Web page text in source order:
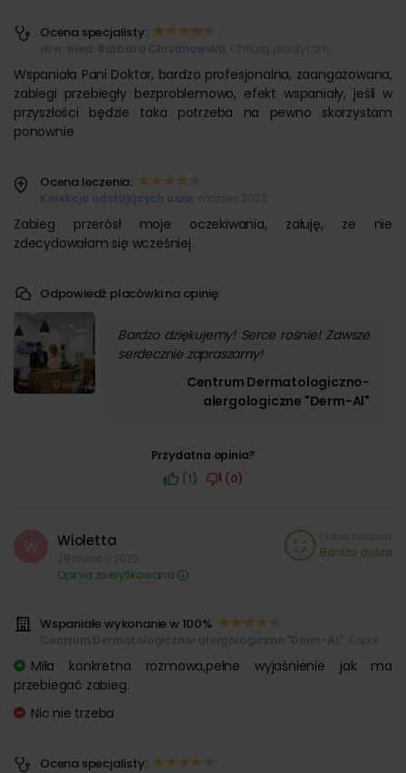
Ocena specjalisty:
Wspaniała Pani Doktor, bardzo profesjonalna, zaangażowana,
zabiegi przebiegły bezproblemowo, efekt wspaniały, jeśli w
przyszłości będzie taka potrzeba na pewno skorzystam
ponownie
Ocena leczenia:
Zabieg przerósł moje oczekiwania, żałuję, ze nie
zdecydowałam się wcześniej
Odpowiedź placówki na opinię:
Bardzo dziękujemy! Serce rośnie! Zawsze
serdecznie zapraszamy!
Centrum Dermatologiczno-
alergologiczne "Derm-Al"
Przydatna opinia?
(1)
(0)
W Wioletta
Opinia zweryfikowana
Bardzo dobra
Wspaniałe wykonanie w 100%
Miła konkretna rozmowa,pełne wyjaśnienie jak ma
przebiegać zabieg.
Nic nie trzeba
Ocena specjalisty: